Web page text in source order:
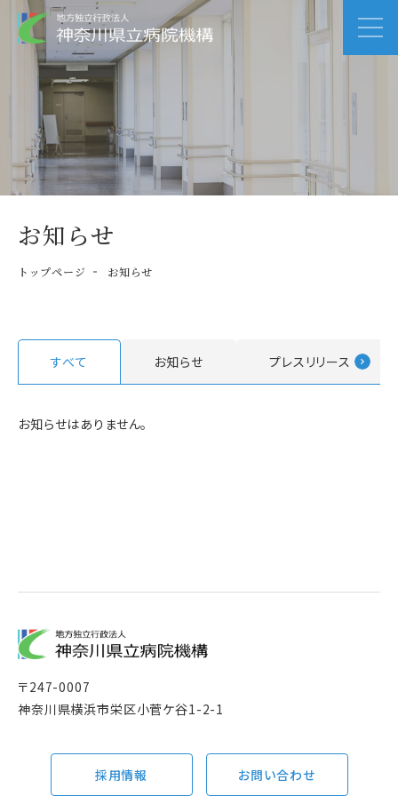
お知らせ
トップページ お知らせ
すべて お知らせ プレスリリース
お知らせはありません。
〒247-0007
神奈川県横浜市栄区小菅ケ谷1-2-1
採用情報 お問い合わせ